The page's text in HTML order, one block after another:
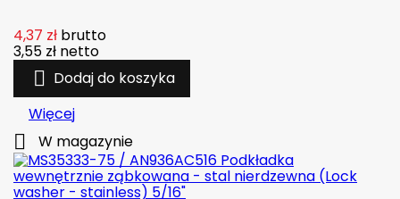
4,37 zł brutto
3,55 zł netto
 Dodaj do koszyka
Więcej
 W magazynie